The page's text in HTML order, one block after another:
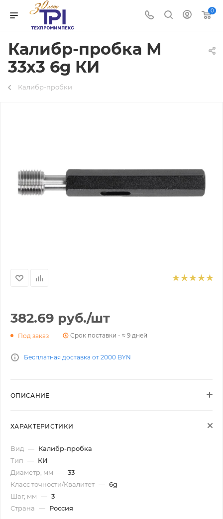
0
Калибр-пробка М
33х3 6g КИ
Калибр-пробки
382.69 руб./шт
Под заказ Срок поставки - ≈ 9 дней
Бесплатная доставка от 2000 BYN
ОПИСАНИЕ
ХАРАКТЕРИСТИКИ
Вид — Калибр-пробка
Тип — КИ
Диаметр, мм — 33
Класс точности/Квалитет — 6g
Шаг, мм — 3
Страна — Россия